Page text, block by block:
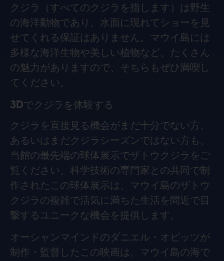
クジラ（すべてのクジラを指します）は野生
の海洋動物であり、水面に現れてショーを見
せてくれる保証はありません。マウイ島には
多様な海洋生物や美しい植物など、たくさん
の魅力がありますので、そちらもぜひ満喫し
てください。
3Dでクジラを体験する
クジラを直接見る機会がまだ十分でない方、
あるいはまだクジラシーズンではない方も、
当館の最先端の球体展示でザトウクジラをご
覧ください。科学技術の専門家との共同で制
作されたこの球体展示は、マウイ島のザトウ
クジラの複雑で活気に満ちた生活を間近で目
撃するユニークな機会を提供します。
オーシャンマインドのダニエル・オピッツが
制作・監督したこの映画は、マウイ島の海で